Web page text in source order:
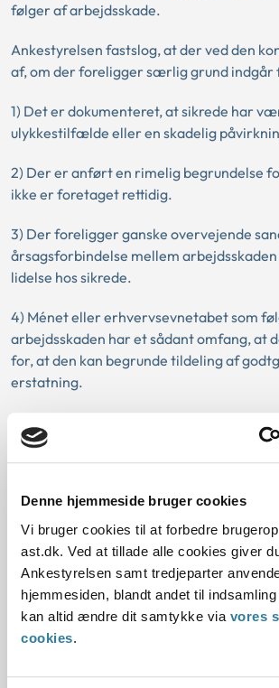
Denne hjemmeside bruger cookies
Vi bruger cookies til at forbedre
ast.dk. Ved at tillade alle cookies giver
Ankestyrelsen samt tredjeparter
hjemmesiden, blandt andet til
kan altid ændre dit samtykke via vores
cookies.
følger af arbejdsskade.
Ankestyrelsen fastslog, at der ved den
af, om der foreligger særlig grund indgår
1) Det er dokumenteret, at sikrede har
ulykkestilfælde eller en skadelig
2) Der er anført en rimelig begrundelse
ikke er foretaget rettidig.
3) Der foreligger ganske overvejende
årsagsforbindelse mellem
lidelse hos sikrede.
4) Ménet eller erhvervsevnetabet som
arbejdsskaden har et sådant omfang, at
for, at den kan begrunde tildeling af
erstatning.
I sag nr. 1 fandt Ankestyrelsen grundlag
for overskridelsen af anmeldelsesfristen,
2 og sag nr. 3 ikke var grundlag for at
Der er således tale om opretholdelse af
Love:
Afgørelse:
Afgørelse: